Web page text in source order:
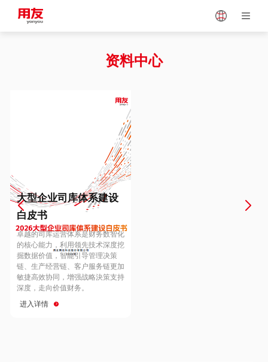
Vietnam
Europe
Hungary
Hong Kong
资料中心
大型企业司库体系建设
白皮书
卓越的司库运营体系是财务数智化
的核心能力，利用领先技术深度挖
掘数据价值，智能引导管理决策
链、生产经营链、客户服务链更加
敏捷高效协同，增强战略決策支持
深度，走向价值财务。
进入详情